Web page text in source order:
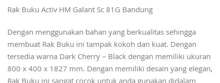
Rak Buku Activ HM Galant Sc 81G Bandung
Dengan menggunakan bahan yang berkualitas sehingga
membuat Rak Buku ini tampak kokoh dan kuat. Dengan
tersedia warna Dark Cherry – Black dengan memiliki ukuran
800 x 400 x 1827 mm. Dengan memiliki desain yang elegan,